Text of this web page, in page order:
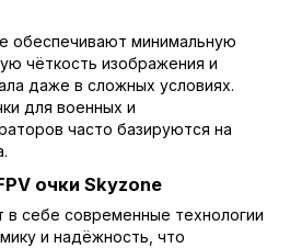
обеспечивают минимальную
чёткость изображения и
даже в сложных условиях.
для военных и
часто базируются на
очки Skyzone
себе современные технологии
и надёжность, что